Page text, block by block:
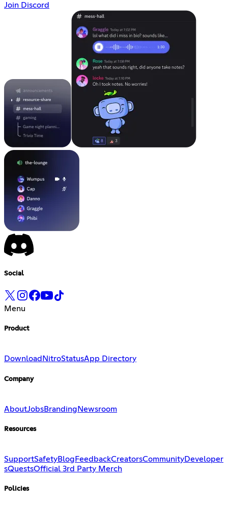
Join Discord
Social
Menu
Product
Download NitroStatusApp Directory
Company
AboutJobsBranding Newsroom
Resources
SupportSafetyBlog FeedbackCreatorsCommunityDeveloper
sQuestsOfficial 3rd Party Merch
Policies